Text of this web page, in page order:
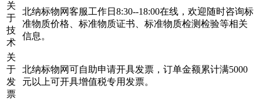
关
于
技
术
北纳标物网客服工作日8:30--18:00在线，欢迎随时咨询标
准物质价格、标准物质证书、标准物质检测检验等相关
信息。
关
于
发
票
北纳标物网可自助申请开具发票，订单金额累计满5000
元以上可开具增值税专用发票。